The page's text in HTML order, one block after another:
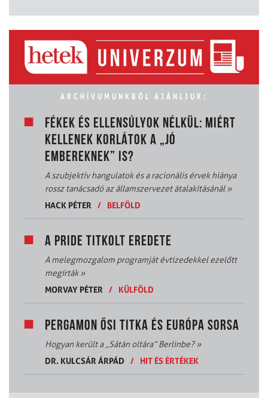
ARCHÍVUMUNKBÓL AJÁNLJUK:
FÉKEK ÉS ELLENSÚLYOK NÉLKÜL: MIÉRT
KELLENEK KORLÁTOK A „JÓ
EMBEREKNEK” IS?
A szubjektív hangulatok és a racionális érvek hiánya
rossz tanácsadó az államszervezet átalakításánál»
HACK PÉTER
/ BELFÖLD
A PRIDE TITKOLT EREDETE
A melegmozgalom programját évtizedekkel ezelőtt
megírták»
MORVAY PÉTER
/ KÜLFÖLD
PERGAMON ŐSI TITKA ÉS EURÓPA SORSA
Hogyan került a „Sátán oltára” Berlinbe?»
DR. KULCSÁR ÁRPÁD
/ HIT ÉS ÉRTÉKEK